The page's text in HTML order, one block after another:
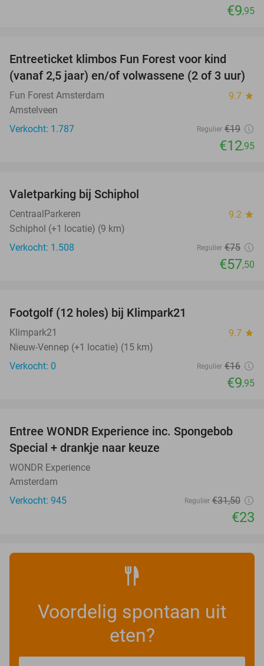
€9,95
Entreeticket klimbos Fun Forest voor kind
(vanaf 2,5 jaar) en/of volwassene (2 of 3 uur)
Fun Forest Amsterdam 9.7 star
Amstelveen
Verkocht: 1.787
Regulier €19
€12,95
Valetparking bij Schiphol
CentraalParkeren 9.2 star
Schiphol (+1 locatie) (9 km)
Verkocht: 1.508
Regulier €75
€57,50
NEW
TODAY
Footgolf (12 holes) bij Klimpark21
Klimpark21 9.7 star
Nieuw-Vennep (+1 locatie) (15 km)
Verkocht: 0
Regulier €16
€9,95
27%
Entree WONDR Experience inc. Spongebob
Special + drankje naar keuze
WONDR Experience
Amsterdam
Verkocht: 945
Regulier €31,50
€23
Voordelig spontaan uit
eten?